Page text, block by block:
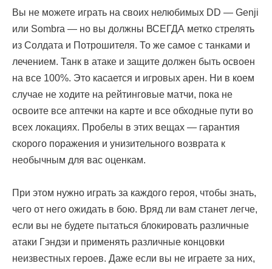
Вы не можете играть на своих нелюбимых DD — Genji
или Sombra — но вы должны ВСЕГДА метко стрелять
из Солдата и Потрошителя. То же самое с танками и
лечением. Танк в атаке и защите должен быть освоен
на все 100%. Это касается и игровых арен. Ни в коем
случае не ходите на рейтинговые матчи, пока не
освоите все аптечки на карте и все обходные пути во
всех локациях. Пробелы в этих вещах — гарантия
скорого поражения и унизительного возврата к
необычным для вас оценкам.
При этом нужно играть за каждого героя, чтобы знать,
чего от него ожидать в бою. Вряд ли вам станет легче,
если вы не будете пытаться блокировать различные
атаки Гэндзи и применять различные концовки
неизвестных героев. Даже если вы не играете за них,